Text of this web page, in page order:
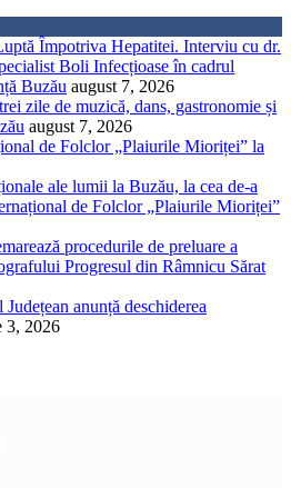
Împotriva Hepatitei. Interviu cu dr.
Boli Infecțioase în cadrul
Buzău august 7, 2026
zile de muzică, dans, gastronomie și
august 7, 2026
de Folclor „Plaiurile Mioriței” la
ale lumii la Buzău, la cea de-a
de Folclor „Plaiurile Mioriței”
procedurile de preluare a
Progresul din Râmnicu Sărat
anunță deschiderea
3, 2026